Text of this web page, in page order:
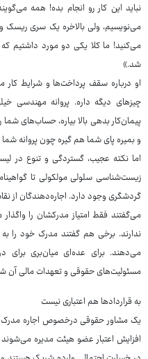
نباید این کار رو انجام بده! همه
می‌نویسیم، ولی بالاخره یک سری ریسک
می‌کنید! ما کلا یکی دو مورد
شد.»
او درباره سقف پرداخت‌ها و شرایط
چیزهای دیگه داره. پروانه مهندسی
پیمان‌کار بدهی بالا بیاره، حساب‌های
و بمیره پای شما هم گیره چون پروانه
اما نکته عجیب، گستردگی و تنوع در
زیست‌شناسی سلولی مولکولی تا
گردشگری وجود دارد. اجاره‌دهندگان از
می‌گفتند فقط امتیاز مدرکشان را
ندارند. برخی هم گفتند مدرک خود را
می‌دهند. برای عده‌ای میان‌بری برای
مسئولیت‌های حقوقی و تعهدات مالی آن
به قراردادها هم اعتباری نیست
یک مشاور حقوقی درخصوص اجاره
افزایش اعتبار عضو هیئت مدیره